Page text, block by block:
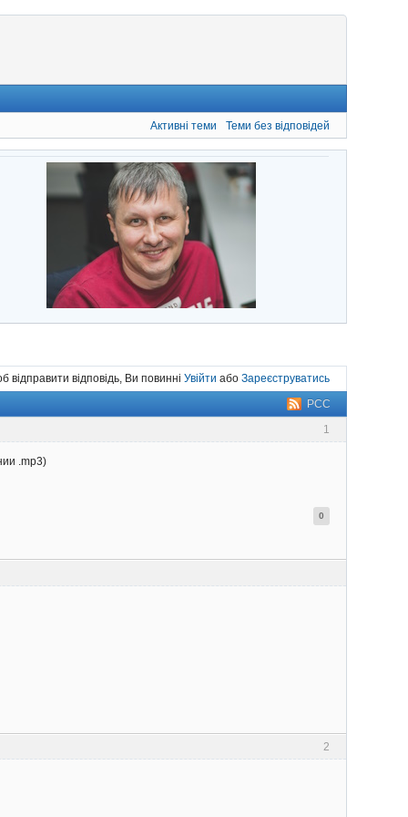
Активні теми Теми без відповідей
відправити відповідь, Ви повинні Увійти або Зареєструватись
РСС
1
.mp3)
0
2